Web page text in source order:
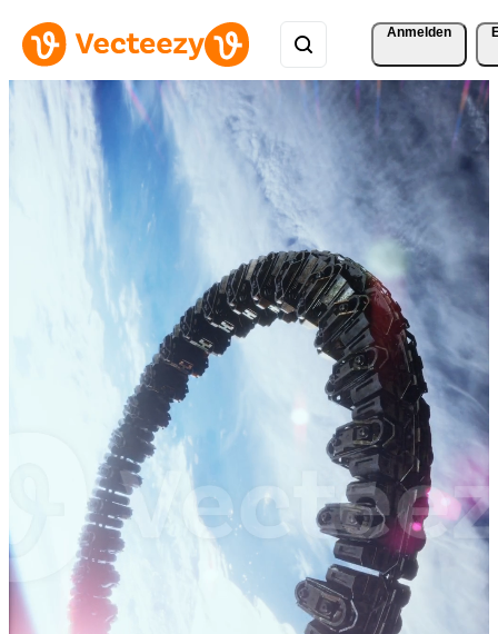
Anmelden